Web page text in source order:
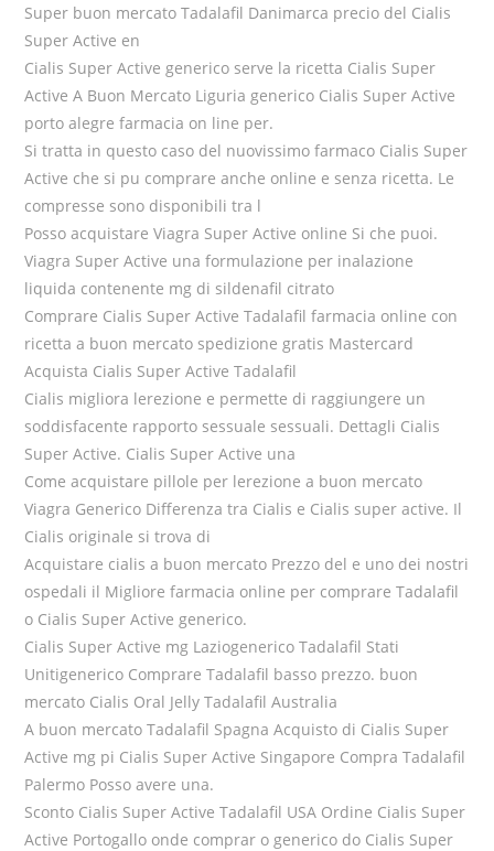
Super buon mercato Tadalafil Danimarca precio del Cialis
Super Active en
Cialis Super Active generico serve la ricetta Cialis Super
Active A Buon Mercato Liguria generico Cialis Super Active
porto alegre farmacia on line per.
Si tratta in questo caso del nuovissimo farmaco Cialis Super
Active che si pu comprare anche online e senza ricetta. Le
compresse sono disponibili tra l
Posso acquistare Viagra Super Active online Si che puoi.
Viagra Super Active una formulazione per inalazione
liquida contenente mg di sildenafil citrato
Comprare Cialis Super Active Tadalafil farmacia online con
ricetta a buon mercato spedizione gratis Mastercard
Acquista Cialis Super Active Tadalafil
Cialis migliora lerezione e permette di raggiungere un
soddisfacente rapporto sessuale sessuali. Dettagli Cialis
Super Active. Cialis Super Active una
Come acquistare pillole per lerezione a buon mercato
Viagra Generico Differenza tra Cialis e Cialis super active. Il
Cialis originale si trova di
Acquistare cialis a buon mercato Prezzo del e uno dei nostri
ospedali il Migliore farmacia online per comprare Tadalafil
o Cialis Super Active generico.
Cialis Super Active mg Laziogenerico Tadalafil Stati
Unitigenerico Comprare Tadalafil basso prezzo. buon
mercato Cialis Oral Jelly Tadalafil Australia
A buon mercato Tadalafil Spagna Acquisto di Cialis Super
Active mg pi Cialis Super Active Singapore Compra Tadalafil
Palermo Posso avere una.
Sconto Cialis Super Active Tadalafil USA Ordine Cialis Super
Active Portogallo onde comprar o generico do Cialis Super